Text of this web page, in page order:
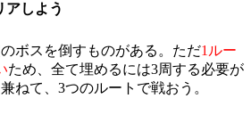
アしよう
ボスを倒すものがある。ただ1ルー
ため、全て埋めるには3周する必要が
ねて、3つのルートで戦おう。